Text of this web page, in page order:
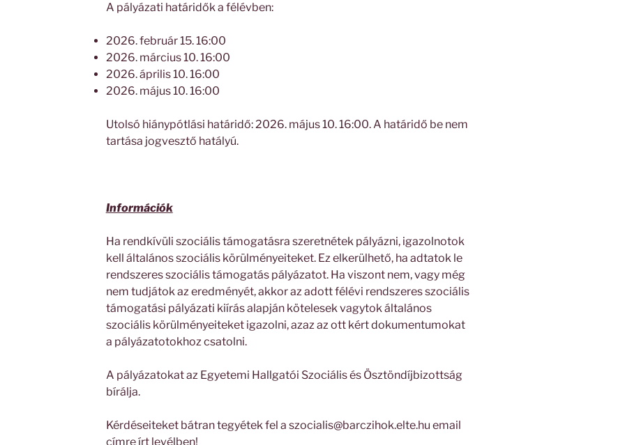
A pályázati határidők a félévben:
2026. február 15. 16:00
2026. március 10. 16:00
2026. április 10. 16:00
2026. május 10. 16:00
Utolsó hiánypótlási határidő: 2026. május 10. 16:00. A határidő be nem
tartása jogvesztő hatályú.
Információk
Ha rendkívüli szociális támogatásra szeretnétek pályázni, igazolnotok
kell általános szociális körülményeiteket. Ez elkerülhető, ha adtatok le
rendszeres szociális támogatás pályázatot. Ha viszont nem, vagy még
nem tudjátok az eredményét, akkor az adott félévi rendszeres szociális
támogatási pályázati kiírás alapján kötelesek vagytok általános
szociális körülményeiteket igazolni, azaz az ott kért dokumentumokat
a pályázatotokhoz csatolni.
A pályázatokat az Egyetemi Hallgatói Szociális és Ösztöndíjbizottság
bírálja.
Kérdéseiteket bátran tegyétek fel a szocialis@barczihok.elte.hu email
címre írt levélben!